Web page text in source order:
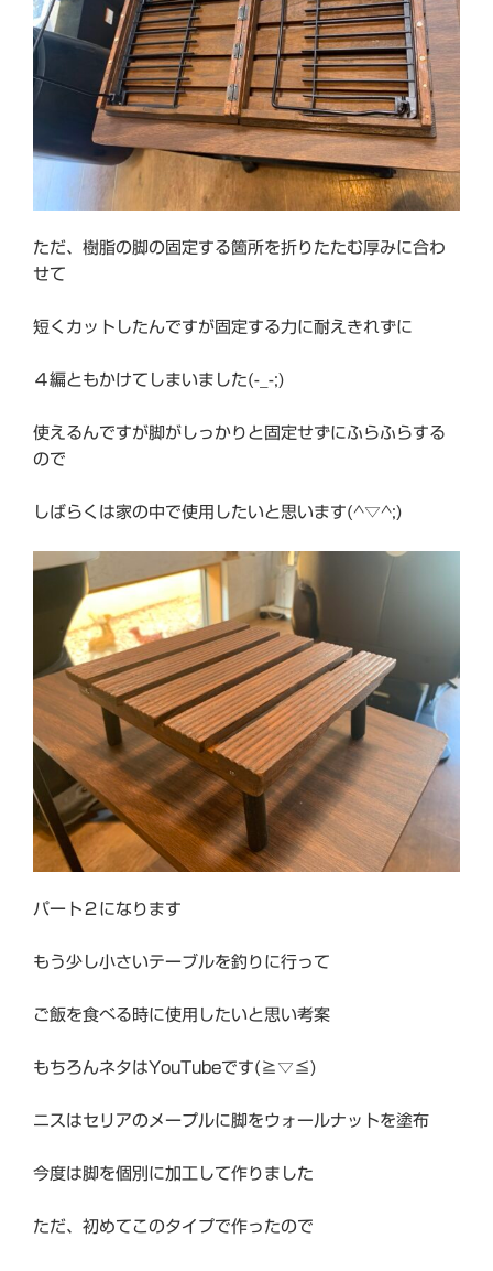
ただ、樹脂の脚の固定する箇所を折りたたむ厚みに合わ
せて
短くカットしたんですが固定する力に耐えきれずに
４編ともかけてしまいました(-_-;)
使えるんですが脚がしっかりと固定せずにふらふらする
ので
しばらくは家の中で使用したいと思います(^▽^;)
パート２になります
もう少し小さいテーブルを釣りに行って
ご飯を食べる時に使用したいと思い考案
もちろんネタはYouTubeです(≧▽≦)
ニスはセリアのメープルに脚をウォールナットを塗布
今度は脚を個別に加工して作りました
ただ、初めてこのタイプで作ったので